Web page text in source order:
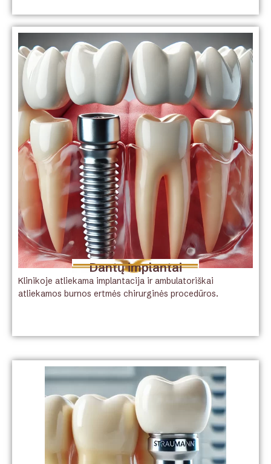
Dantų implantai
Klinikoje atliekama implantacija ir ambulatoriškai
atliekamos burnos ertmės chirurginės procedūros.